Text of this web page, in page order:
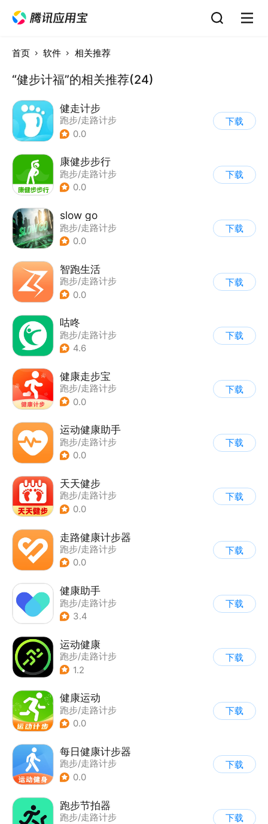
首页 软件 相关推荐
“健步计福”的相关推荐(24)
健走计步
跑步/走路计步
0.0
下载
康健步步行
跑步/走路计步
0.0
下载
slow go
跑步/走路计步
0.0
下载
智跑生活
跑步/走路计步
0.0
下载
咕咚
跑步/走路计步
4.6
下载
健康走步宝
跑步/走路计步
0.0
下载
运动健康助手
跑步/走路计步
0.0
下载
天天健步
跑步/走路计步
0.0
下载
走路健康计步器
跑步/走路计步
0.0
下载
健康助手
跑步/走路计步
3.4
下载
运动健康
跑步/走路计步
1.2
下载
健康运动
跑步/走路计步
0.0
下载
每日健康计步器
跑步/走路计步
0.0
下载
跑步节拍器
跑步/走路计步
下载